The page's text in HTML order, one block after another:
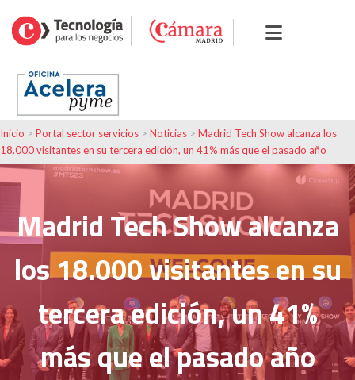
Inicio > Portal sector servicios > Noticias > Madrid Tech Show alcanza los
18.000 visitantes en su tercera edición, un 41% más que el pasado año
Madrid Tech Show alcanza
los 18.000 visitantes en su
tercera edición, un 41%
más que el pasado año